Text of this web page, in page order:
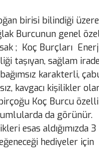
birisi bilindiği
Burcunun genel
; Koç Burçları
taşıyan, sağlam
karakterli,
kavgacı kişilikler
Koç Burcu
da görünür.
esas aldığımızda
hediyeler için